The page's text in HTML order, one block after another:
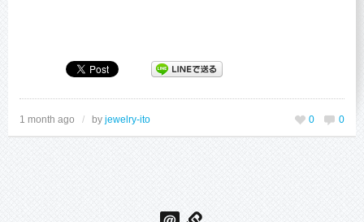
1 month ago / by jewelry-ito 0
0